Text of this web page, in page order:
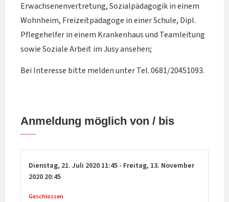
Erwachsenenvertretung, Sozialpädagogik in einem
Wohnheim, Freizeitpädagoge in einer Schule, Dipl.
Pflegehelfer in einem Krankenhaus und Teamleitung
sowie Soziale Arbeit im Jusy ansehen;
Bei Interesse bitte melden unter Tel. 0681/20451093.
Anmeldung möglich von / bis
Dienstag, 21. Juli 2020 11:45 - Freitag, 13. November
2020 20:45
Geschlossen